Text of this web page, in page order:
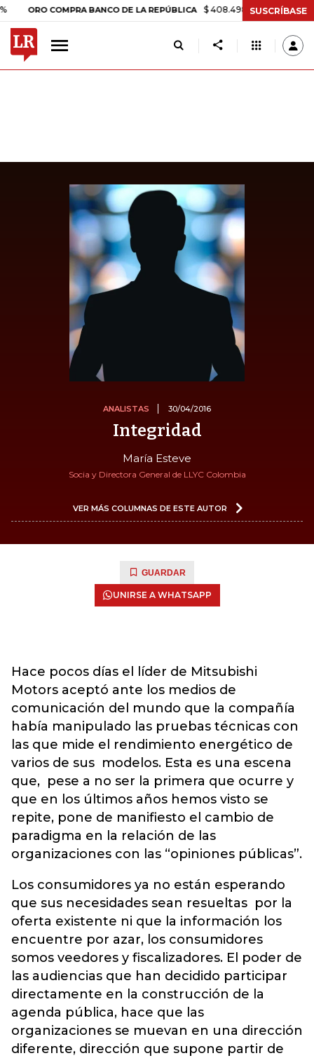
COMPRA BANCO DE LA REPÚBLICA $ 408.498,97 +$ 8.753,81
SUSCRÍBASE
ANALISTAS 30/04/2016
Integridad
María Esteve
Socia y Directora General de LLYC Colombia
VER MÁS COLUMNAS DE ESTE AUTOR
GUARDAR
UNIRSE A WHATSAPP
Hace pocos días el líder de Mitsubishi
Motors aceptó ante los medios de
comunicación del mundo que la compañía
había manipulado las pruebas técnicas con
las que mide el rendimiento energético de
varios de sus modelos. Esta es una escena
que, pese a no ser la primera que ocurre y
que en los últimos años hemos visto se
repite, pone de manifiesto el cambio de
paradigma en la relación de las
organizaciones con las “opiniones públicas”.
Los consumidores ya no están esperando
que sus necesidades sean resueltas por la
oferta existente ni que la información los
encuentre por azar, los consumidores
somos veedores y fiscalizadores. El poder de
las audiencias que han decidido participar
directamente en la construcción de la
agenda pública, hace que las
organizaciones se muevan en una dirección
diferente, dirección que supone partir de